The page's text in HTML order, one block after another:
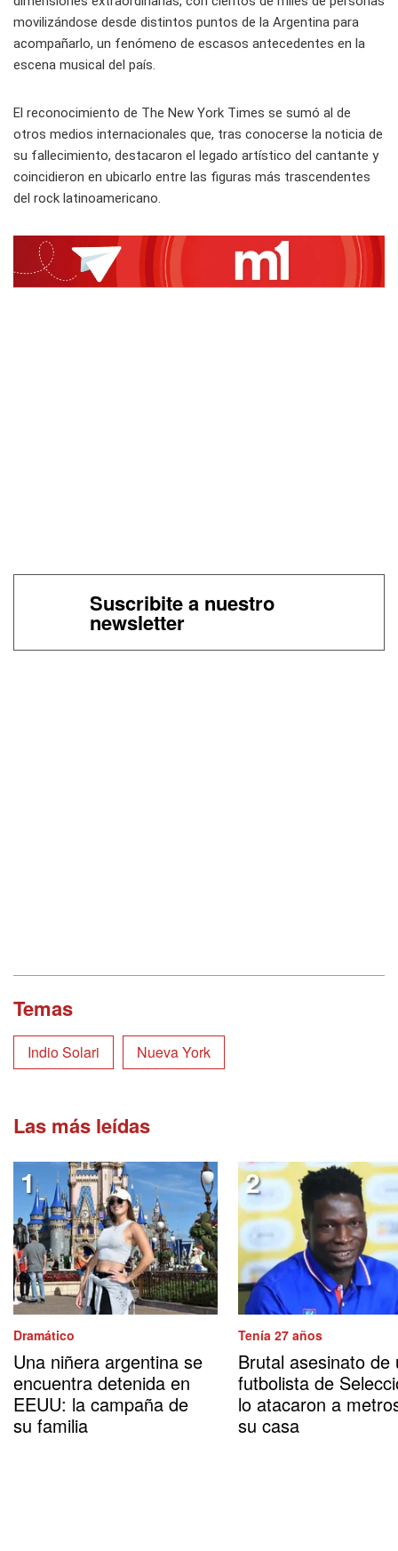
movilizándose desde distintos puntos de la Argentina para
acompañarlo, un fenómeno de escasos antecedentes en la
escena musical del país.
El reconocimiento de The New York Times se sumó al de
otros medios internacionales que, tras conocerse la noticia de
su fallecimiento, destacaron el legado artístico del cantante y
coincidieron en ubicarlo entre las figuras más trascendentes
del rock latinoamericano.
Suscribite a nuestro
newsletter
Temas
Indio Solari Nueva York
Las más leídas
Dramático
Una niñera argentina se
encuentra detenida en
EEUU: la campaña de
su familia
Tenía 27 años
Brutal asesinato de
futbolista de
lo atacaron a
su casa